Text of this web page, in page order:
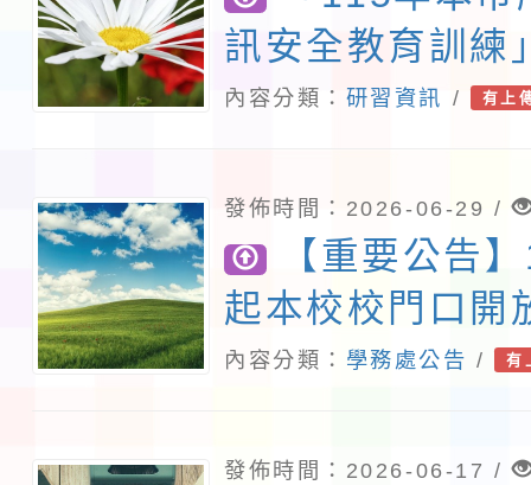
訊安全教育訓練
定研習3小時
內容分類： 研習資訊 / 有上
發佈時間：2026-06-29 /
【重要公告
起本校校門口開
公告暨114學年
內容分類： 學務處公告 / 有
發佈時間：2026-06-17 /